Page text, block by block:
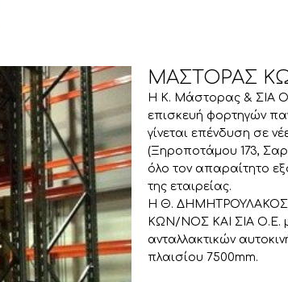
ΜΑΣΤΟΡΑΣ
Η Κ. Μάστορας & ΣΙΑ
επισκευή φορτηγών
γίνεται επένδυση σε
(Ξηροποτάμου 173,
όλο τον απαραίτητο
της εταιρείας.
Η Θ. ΔΗΜΗΤΡΟΥΛΑΚΟΣ
ΚΩΝ/ΝΟΣ ΚΑΙ ΣΙΑ Ο.Ε.
ανταλλακτικών
πλαισίου 7500mm.